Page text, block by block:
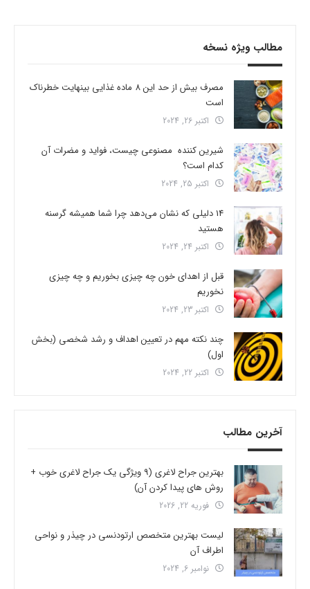
مطالب ویژه نسخه
مصرف بیش از حد این 8 ماده غذایی بینهایت خطرناک
است
اکتبر 26, 2024
شیرین کننده مصنوعی چیست، فواید و مضرات آن
کدام است؟
اکتبر 25, 2024
14 دلیلی که نشان می‌دهد چرا شما همیشه گرسنه
هستید
اکتبر 24, 2024
قبل از اهدای خون چه چیزی بخوریم و چه چیزی
نخوریم
اکتبر 23, 2024
چند نکته مهم در تعیین اهداف و رشد شخصی (بخش
اول)
اکتبر 22, 2024
آخرین مطالب
بهترین جراح لاغری (9 ویژگی یک جراح لاغری خوب +
روش های پیدا کردن آن)
فوریه 22, 2026
لیست بهترین متخصص ارتودنسی در چیذر و نواحی
اطراف آن
نوامبر 6, 2024